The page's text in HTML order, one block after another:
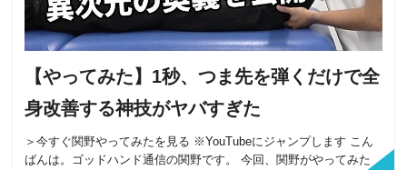
【やってみた】1秒、つま先を弾くだけで全
身改善する神技がヤバすぎた
＞今すぐ関野やってみたを見る ※YouTubeにジャンプします こん
ばんは。ゴッドハンド通信の関野です。 今回、関野がやってみた